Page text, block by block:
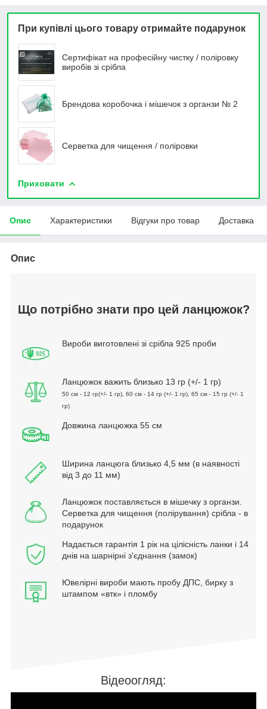
При купівлі цього товару отримайте подарунок
Сертифікат на професійну чистку / поліровку
виробів зі срібла
Брендова коробочка і мішечок з органзи № 2
Серветка для чищення / поліровки
Приховати
Опис Характеристики Відгуки про товар Доставка
Опис
Що потрібно знати про цей ланцюжок?
Вироби виготовлені зі срібла 925 проби
Ланцюжок важить близько 13 гр (+/- 1 гр)
50 см - 12 гр(+/- 1 гр), 60 см - 14 гр (+/- 1 гр), 65 см - 15 гр (+/- 1
гр)
Довжина ланцюжка 55 см
Ширина ланцюга близько 4,5 мм (в наявності
від 3 до 11 мм)
Ланцюжок поставляється в мішечку з органзи.
Серветка для чищення (полірування) срібла - в
подарунок
Надається гарантія 1 рік на цілісність ланки і 14
днів на шарнірні з'єднання (замок)
Ювелірні вироби мають пробу ДПС, бирку з
штампом «втк» і пломбу
Відеоогляд: